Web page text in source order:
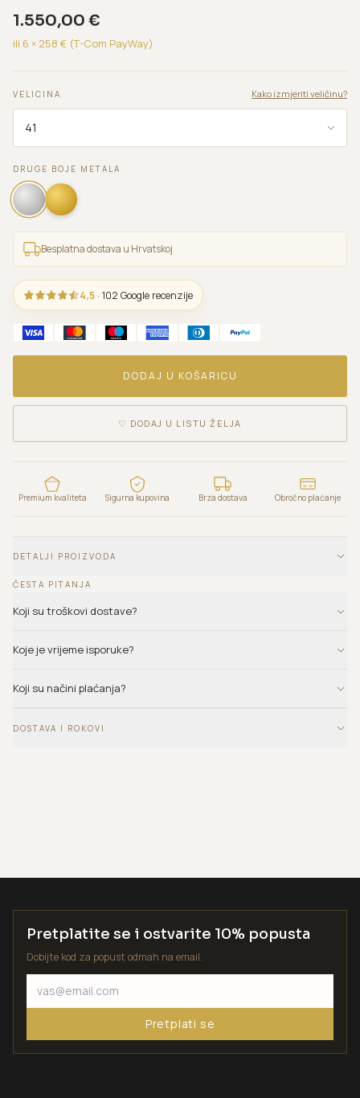
1.550,00 €
ili 6 × 258 € (T-Com PayWay)
VELICINA Kako izmjeriti veličinu?
DRUGE BOJE METALA
Besplatna dostava u Hrvatskoj
4,5 · 102 Google recenzije
DODAJ U KOŠARICU
♡ DODAJ U LISTU ŽELJA
Premium kvaliteta Sigurna kupovina Brza dostava Obročno plaćanje
DETALJI PROIZVODA
ČESTA PITANJA
Koji su troškovi dostave?
Koje je vrijeme isporuke?
Koji su načini plaćanja?
DOSTAVA I ROKOVI
Pretplatite se i ostvarite 10% popusta
Dobijte kod za popust odmah na email.
Pretplati se